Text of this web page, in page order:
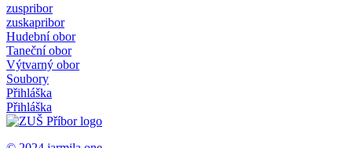
zuspribor
zuskapribor
Hudební obor
Taneční obor
Výtvarný obor
Soubory
Přihláška
Přihláška